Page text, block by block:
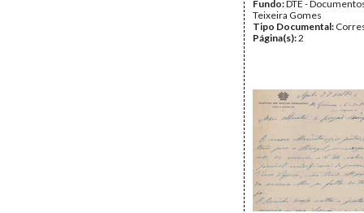
Fundo:DTE -
Teixeira Gomes
Tipo Documental:
Página(s):2